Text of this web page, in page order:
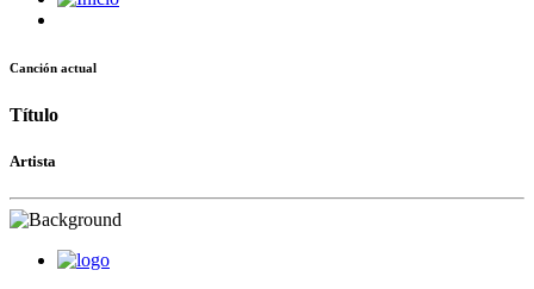
Canción actual
Título
Artista